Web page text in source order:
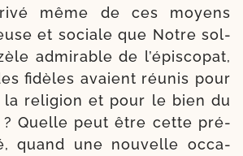
même de ces moyens
et sociale que Notre sol­
admi­rable de l’épiscopat,
fidèles avaient réunis pour
la reli­gion et pour le bien du
? Quelle peut être cette pré­
quand une nou­velle occa­